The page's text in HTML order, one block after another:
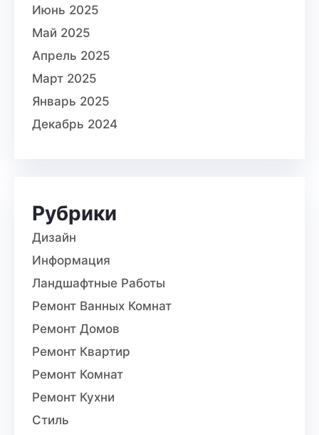
Июнь 2025
Май 2025
Апрель 2025
Март 2025
Январь 2025
Декабрь 2024
Рубрики
Дизайн
Информация
Ландшафтные Работы
Ремонт Ванных Комнат
Ремонт Домов
Ремонт Квартир
Ремонт Комнат
Ремонт Кухни
Стиль